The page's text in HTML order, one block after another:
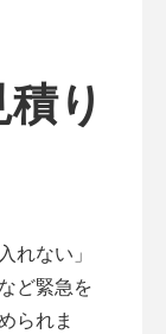
り
れない」
ど緊急を
られま